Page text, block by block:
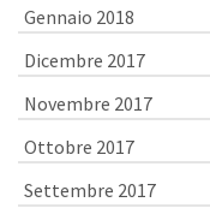
Gennaio 2018
Dicembre 2017
Novembre 2017
Ottobre 2017
Settembre 2017